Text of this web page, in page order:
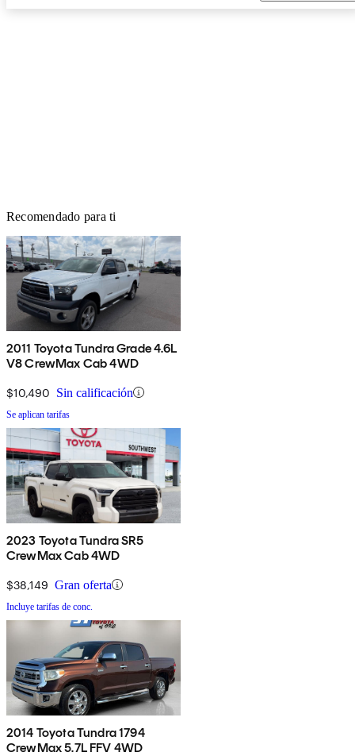
Recomendado para ti
2011 Toyota Tundra Grade 4.6L
V8 CrewMax Cab 4WD
$10,490 Sin calificación
Se aplican tarifas
2023 Toyota Tundra SR5
CrewMax Cab 4WD
$38,149 Gran oferta
Incluye tarifas de conc.
2014 Toyota Tundra 1794
CrewMax 5.7L FFV 4WD